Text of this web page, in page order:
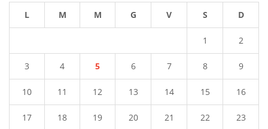
L M M G V S D
1 2
3 4 5 6 7 8 9
10 11 12 13 14 15 16
17 18 19 20 21 22 23